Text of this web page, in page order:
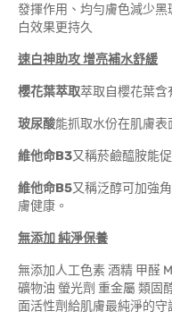
發揮作用、均勻膚色減少
白效果更持久
速白神助攻 增亮補水舒緩
櫻花葉萃取萃取自櫻花葉含
玻尿酸能抓取水份在肌膚表
維他命B3又稱菸鹼醯胺能
維他命B5又稱泛醇可加強
膚健康。
無添加 純淨保養
無添加人工色素 酒精 甲醛
礦物油 螢光劑 重金屬 類固
面活性劑給肌膚最純淨的守